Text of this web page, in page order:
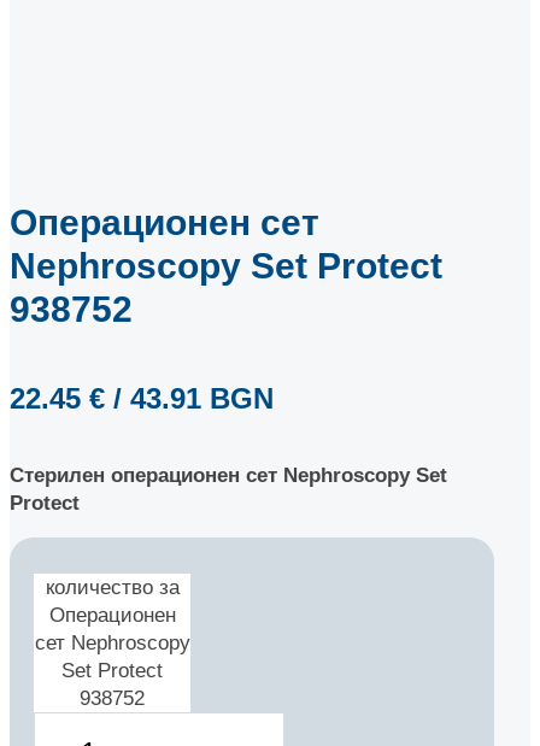
Операционен сет
Nephroscopy Set Protect
938752
22.45 € / 43.91 BGN
Стерилен операционен сет Nephroscopy Set
Protect
количество за
Операционен
сет Nephroscopy
Set Protect
938752